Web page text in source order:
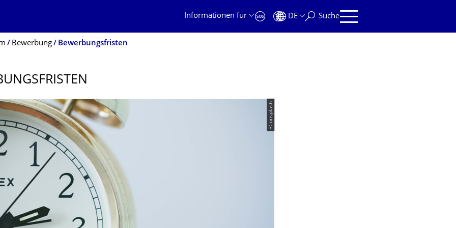
Informationen für
DE Suche
Bewerbung Bewerbungsfristen
© unsplash